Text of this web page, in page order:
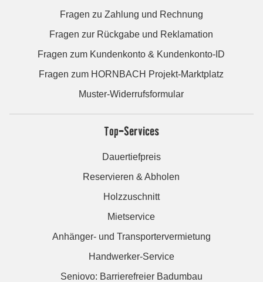
Fragen zu Zahlung und Rechnung
Fragen zur Rückgabe und Reklamation
Fragen zum Kundenkonto & Kundenkonto-ID
Fragen zum HORNBACH Projekt-Marktplatz
Muster-Widerrufsformular
Top-Services
Dauertiefpreis
Reservieren & Abholen
Holzzuschnitt
Mietservice
Anhänger- und Transportervermietung
Handwerker-Service
Seniovo: Barrierefreier Badumbau